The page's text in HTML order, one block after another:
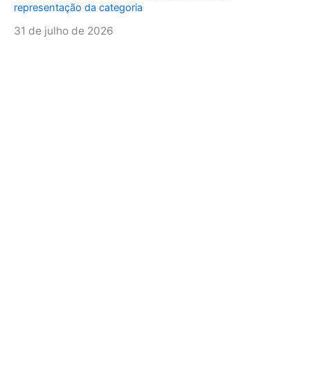
representação da categoria
31 de julho de 2026